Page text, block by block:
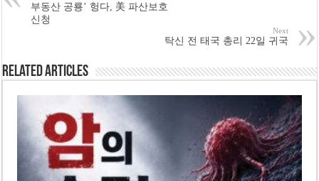
부동산 공룡’ 헝다, 美 파산보호
신청
Next
탁신 전 태국 총리 22일 귀국
Related Articles